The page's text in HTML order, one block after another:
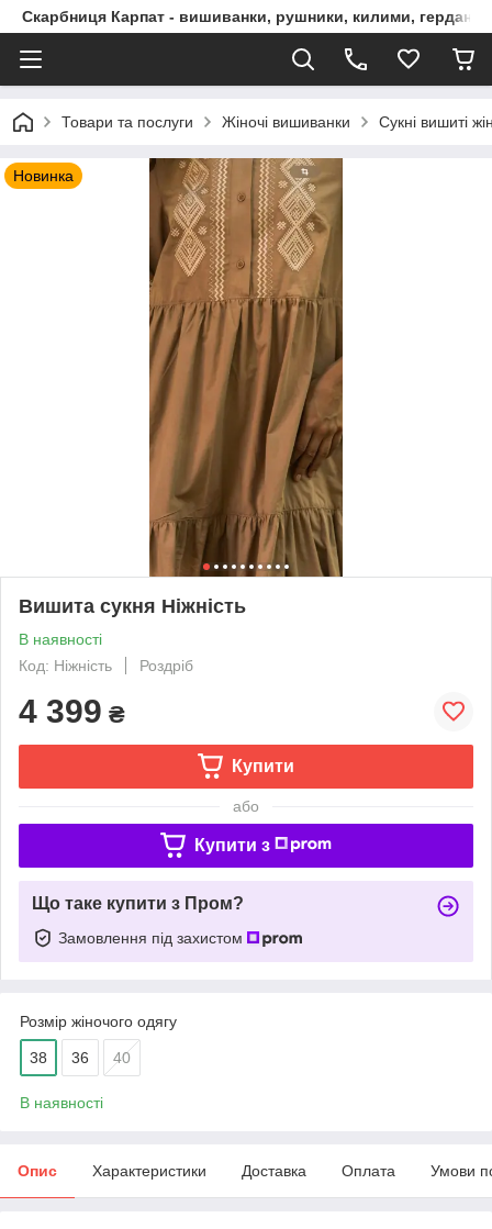
Скарбниця Карпат - вишиванки, рушники, килими, гердани,
Товари та послуги Жіночі вишиванки Сукні вишиті
Новинка
Вишита сукня Ніжність
В наявності
Код: Ніжність
Роздріб
4 399 ₴
Купити
або
Купити з
Що таке купити з Пром?
Замовлення під захистом
Розмір жіночого одягу
38 36 40
В наявності
Опис Характеристики Доставка Оплата Умови